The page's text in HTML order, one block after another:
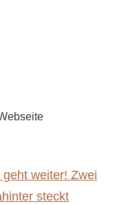
geht weiter! Zwei
steckt